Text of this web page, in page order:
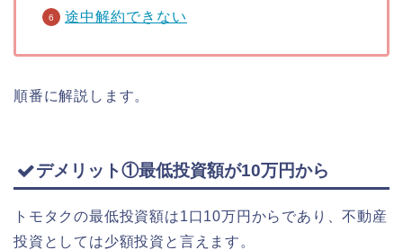
途中解約できない
順番に解説します。
デメリット①最低投資額が10万円から
トモタクの最低投資額は1口10万円からであり、不動産
投資としては少額投資と言えます。